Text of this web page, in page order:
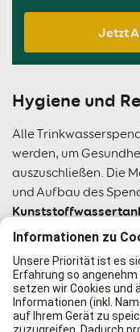
Jetzt
Hygiene und
Alle
werden, um
auszuschließen. Die
und Aufbau des
regelmäßig
komplett
und Bedienelemente
Verbreitung von